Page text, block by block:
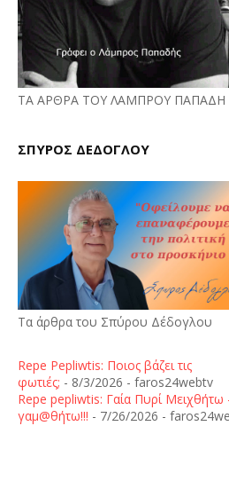
ΤΑ ΑΡΘΡΑ ΤΟΥ ΛΑΜΠΡΟΥ ΠΑΠΑΔΗ
ΣΠΥΡΟΣ ΔΕΔΟΓΛΟΥ
Τα άρθρα του Σπύρου Δέδογλου
Repe Pepliwtis: Ποιος βάζει τις
φωτιές; - 8/3/2026 - faros24webtv
Repe pepliwtis: Γαία Πυρί Μειχθήτω
γαμ@θήτω!!! - 7/26/2026 -